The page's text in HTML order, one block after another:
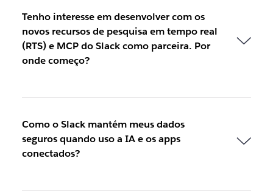
Tenho interesse em desenvolver com os
novos recursos de pesquisa em tempo real
(RTS) e MCP do Slack como parceira. Por
onde começo?
Como o Slack mantém meus dados
seguros quando uso a IA e os apps
conectados?